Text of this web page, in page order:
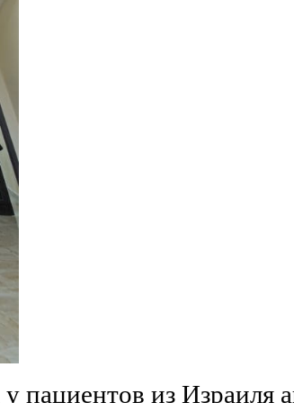
пациентов из Израиля